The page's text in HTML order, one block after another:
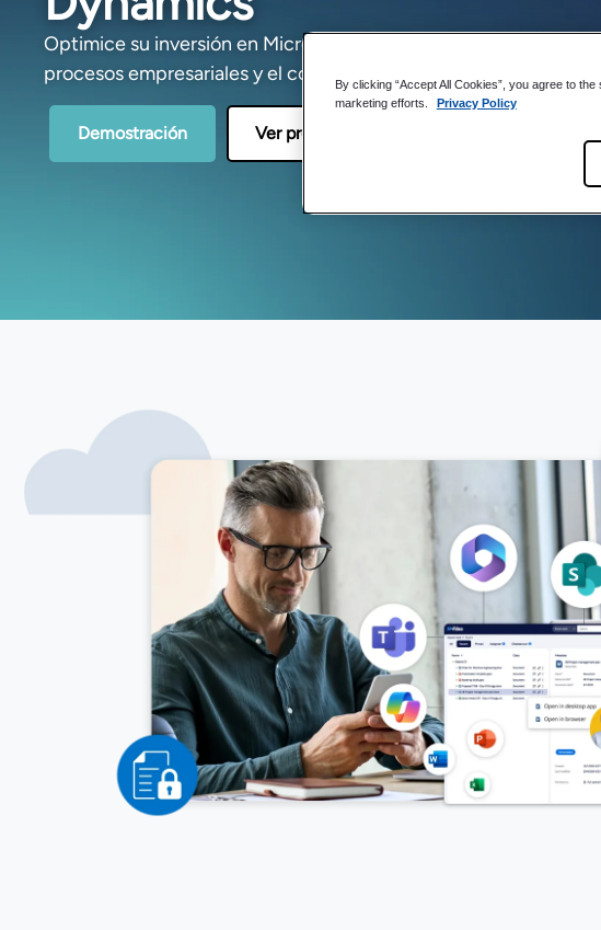
Optimice su inversión en Microsoft 365 gracias a una mejor
procesos empresariales y el control de la información.
Demostración Ver precios
By clicking “Accept All Cookies”, you agree to
marketing efforts.
Privacy Policy